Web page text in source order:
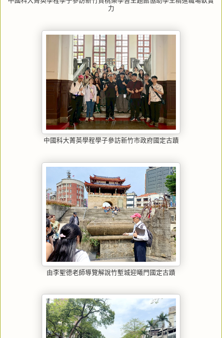
力
中國科大菁英學程學子參訪新竹市政府國定古蹟
由李聖德老師導覽解說竹塹城迎曦門國定古蹟